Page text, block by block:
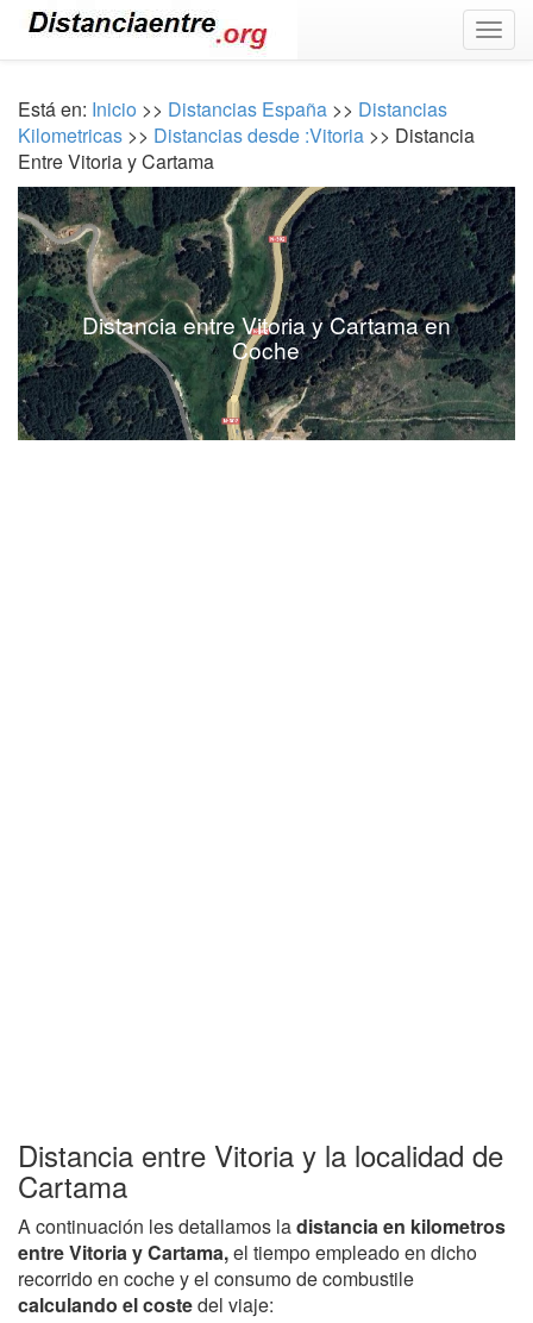
Está en: Inicio >> Distancias España >> Distancias
Kilometricas >> Distancias desde :Vitoria >> Distancia
Entre Vitoria y Cartama
Distancia entre Vitoria y Cartama en
Coche
Distancia entre Vitoria y la localidad de
Cartama
A continuación les detallamos ladistancia en kilometros
entre Vitoria y Cartama,el tiempo empleado en dicho
recorrido en coche y el consumo de combustile
calculando el costedel viaje: